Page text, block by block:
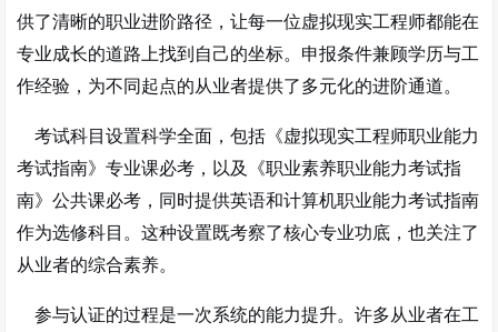
供了清晰的职业进阶路径，让每一位虚拟现实工程师都能在
专业成长的道路上找到自己的坐标。申报条件兼顾学历与工
作经验，为不同起点的从业者提供了多元化的进阶通道。
考试科目设置科学全面，包括《虚拟现实工程师职业能力
考试指南》专业课必考，以及《职业素养职业能力考试指
南》公共课必考，同时提供英语和计算机职业能力考试指南
作为选修科目 。这种设置既考察了核心专业功底，也关注了
从业者的综合素养。
参与认证的过程是一次系统的能力提升。许多从业者在工